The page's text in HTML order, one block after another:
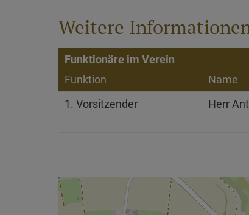
Weitere
Funktionäre im Verein
Funktion
Name
1. Vorsitzender
Herr